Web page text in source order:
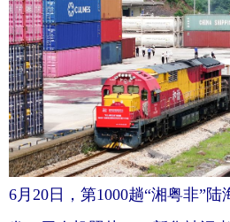
彩票 娱乐
公益 一带一路
文化产业
地方频道
北京 天津
6月20日，第1000趟“湘粤非”